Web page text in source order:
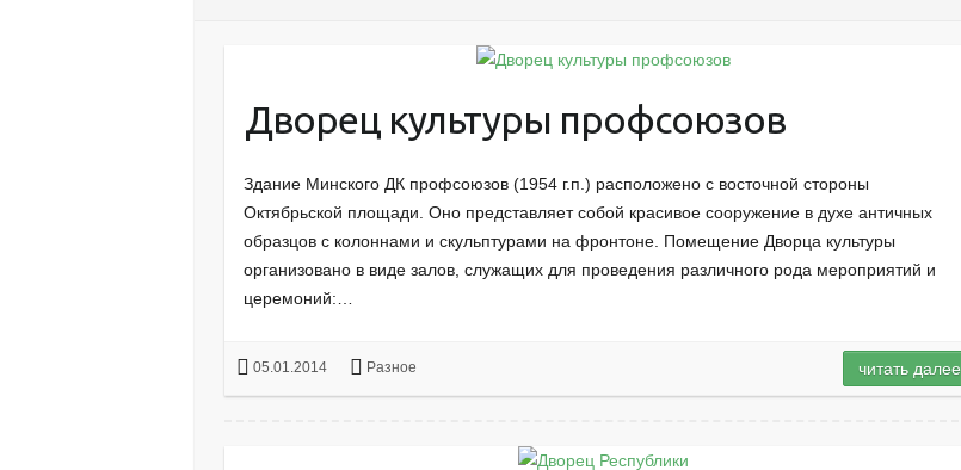
Дворец культуры профсоюзов
Здание Минского ДК профсоюзов (1954 г.п.) расположено с восточной стороны
Октябрьской площади. Оно представляет собой красивое сооружение в духе античных
образцов с колоннами и скульптурами на фронтоне. Помещение Дворца культуры
организовано в виде залов, служащих для проведения различного рода мероприятий и
церемоний:…
05.01.2014 Разное читать далее